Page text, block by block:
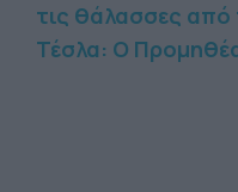
τις θάλασσες
Τέσλα: O